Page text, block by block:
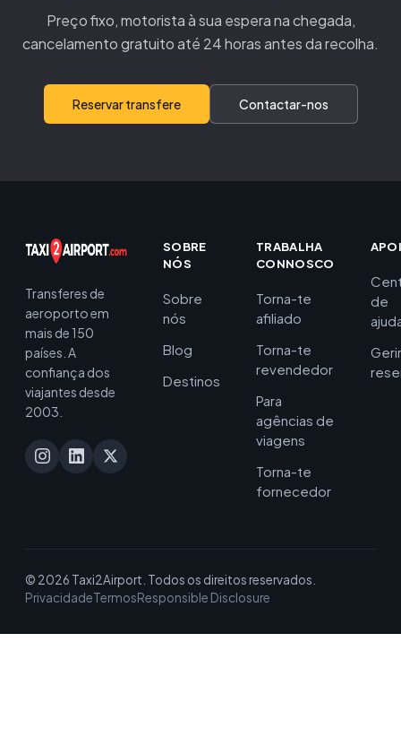
Preço fixo, motorista à sua espera na chegada,
cancelamento gratuito até 24 horas antes da recolha.
Reservar transfere Contactar-nos
Transferes de
aeroporto em
mais de 150
países. A
confiança dos
viajantes desde
2003.
SOBRE
NÓS
Sobre
nós
Blog
Destinos
TRABALHA
CONNOSCO
Torna-te
afiliado
Torna-te
revendedor
Para
agências de
viagens
Torna-te
fornecedor
de
Gerir
© 2026 Taxi2Airport. Todos os direitos reservados.
PrivacidadeTermosResponsible Disclosure